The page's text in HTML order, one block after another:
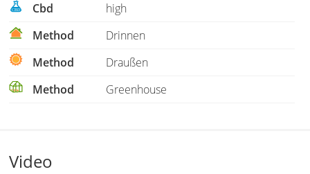
Cbd
high
Method
Drinnen
Method
Draußen
Method
Greenhouse
Video